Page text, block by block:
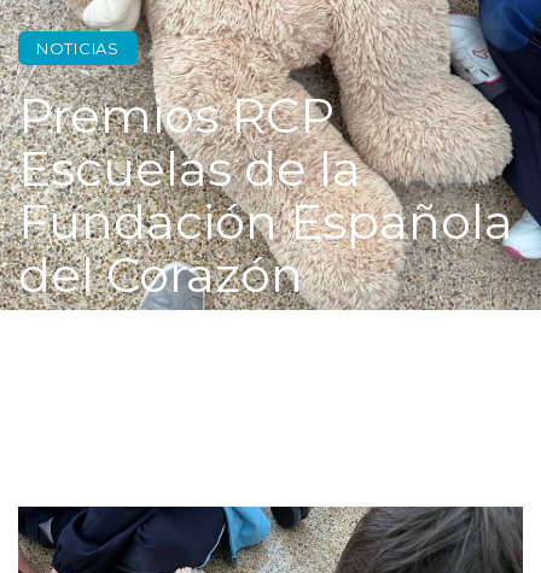
NOTICIAS
Premios RCP
Escuelas de la
Fundación Española
del Corazón